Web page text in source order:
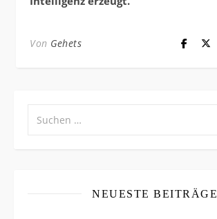
Von Gehets
NEUESTE BEITRÄGE